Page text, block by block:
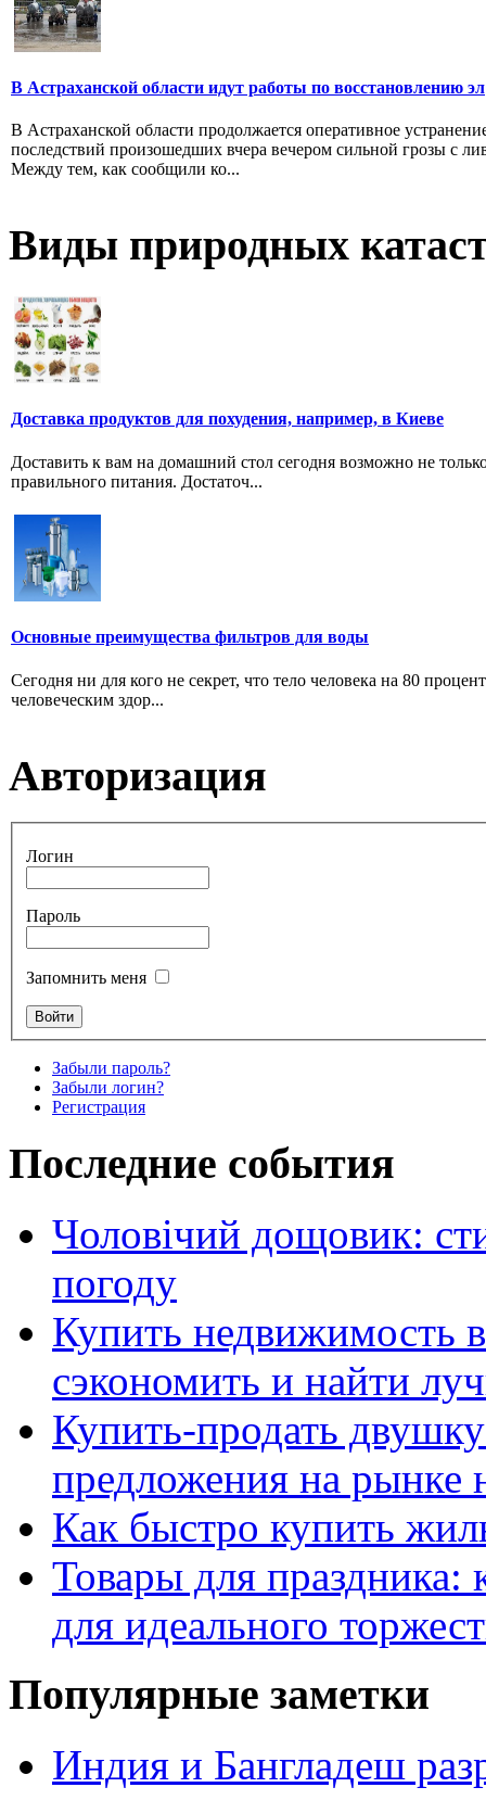
В Астраханской области идут работы по восстановлению эл
В Астраханской области продолжается оперативное
последствий произошедших вчера вечером сильной грозы с
Между тем, как сообщили ко...
Виды природных
Доставка продуктов для похудения, например, в Киеве
Доставить к вам на домашний стол сегодня возможно не
правильного питания. Достаточ...
Основные преимущества фильтров для воды
Сегодня ни для кого не секрет, что тело человека на 80
человеческим здор...
Авторизация
Логин
Пароль
Запомнить меня
Забыли пароль?
Забыли логин?
Регистрация
Последние события
Чоловічий дощовик:
погоду
Купить недвижимость
сэкономить и найти
Купить-продать
предложения на рынке
Как быстро купить
Товары для праздника:
для идеального
Популярные заметки
Индия и Бангладеш